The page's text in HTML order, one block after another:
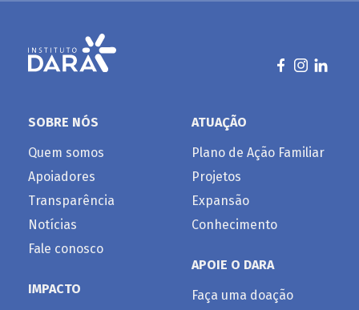
SOBRE NÓS
Quem somos
Apoiadores
Transparência
Notícias
Fale conosco
IMPACTO
ATUAÇÃO
Plano de Ação Familiar
Projetos
Expansão
Conhecimento
APOIE O DARA
Faça uma doação